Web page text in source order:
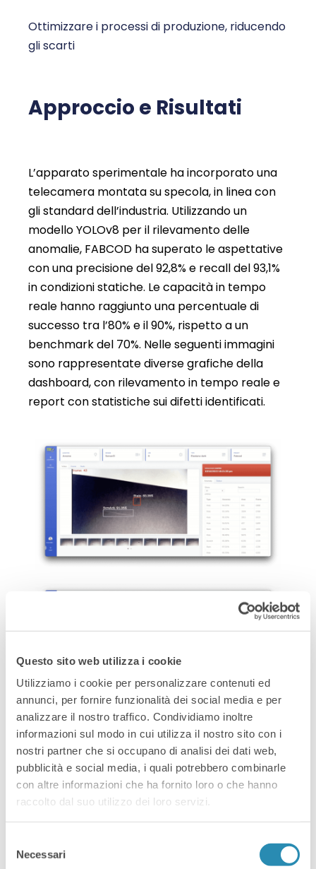
Questo sito web utilizza i cookie
Utilizziamo i cookie per personalizzare contenuti ed
annunci, per fornire funzionalità dei social media e per
analizzare il nostro traffico. Condividiamo inoltre
informazioni sul modo in cui utilizza il nostro sito con i
nostri partner che si occupano di analisi dei dati web,
pubblicità e social media, i quali potrebbero combinarle
con altre informazioni che ha fornito loro o che hanno
raccolto dal suo utilizzo dei loro servizi.
delNecessari
Ottimizzare i processi di produzione, riducendo
gli scarti
Approccio e Risultati
L’apparato sperimentale ha incorporato una
telecamera montata su specola, in linea con
gli standard dell’industria. Utilizzando un
modello YOLOv8 per il rilevamento delle
anomalie, FABCOD ha superato le aspettative
con una precisione del 92,8% e recall del 93,1%
in condizioni statiche. Le capacità in tempo
reale hanno raggiunto una percentuale di
successo tra l’80% e il 90%, rispetto a un
benchmark del 70%. Nelle seguenti immagini
sono rappresentate diverse grafiche della
dashboard, con rilevamento in tempo reale e
report con statistiche sui difetti identificati.
Utilizzando una videocamera SWIR, il software
di TR2 è in grado di analizzare anche immagini
iperspettrali. Le seguenti immagini illustrano
l’analisi condotta su cinque campioni di
materiale, ognuno contenente diverse
sostanze contaminanti, trasportati su un